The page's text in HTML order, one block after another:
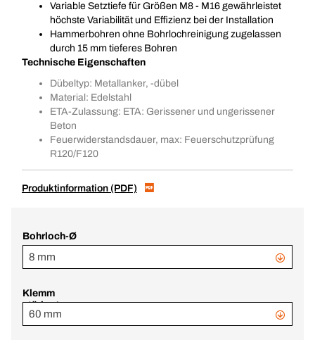
Variable Setztiefe für Größen M8 - M16 gewährleistet
höchste Variabilität und Effizienz bei der Installation
Hammerbohren ohne Bohrlochreinigung zugelassen
durch 15 mm tieferes Bohren
Technische Eigenschaften
Dübeltyp: Metallanker, -dübel
Material: Edelstahl
ETA-Zulassung: ETA: Gerissener und ungerissener
Beton
Feuerwiderstandsdauer, max: Feuerschutzprüfung
R120/F120
Produktinformation (PDF)
Bohrloch-Ø
8 mm
Klemm
stärke 1
60 mm